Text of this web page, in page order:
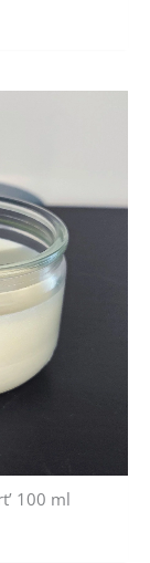
100 ml